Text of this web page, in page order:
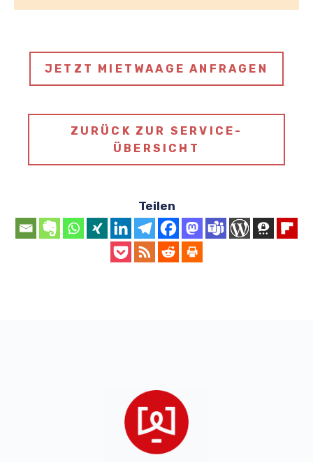
JETZT MIETWAAGE ANFRAGEN
ZURÜCK ZUR SERVICE-
ÜBERSICHT
Teilen